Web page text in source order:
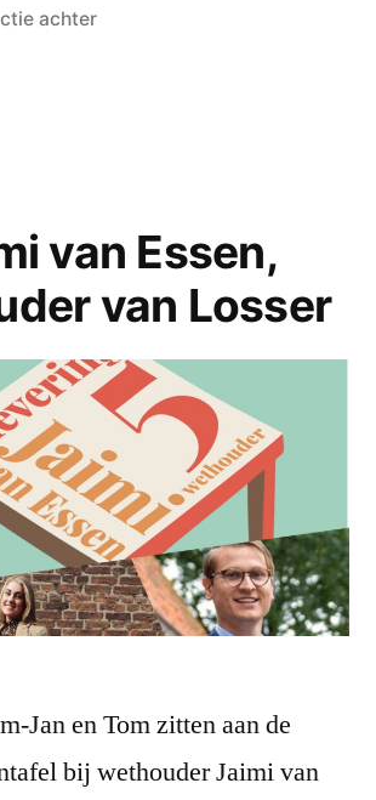
achterop
van Essen,
van Losser
Jan en Tom zitten aan de
bij wethouder Jaimi van